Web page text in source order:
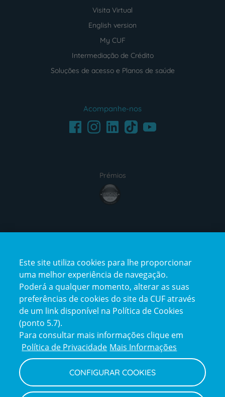
Visita Virtual
English version
My CUF
Intermediação de Crédito
Soluções de acesso e Planos de saúde
Acompanhe-nos
FacebookInstagramLinkedInTikTokYoutube
Prémios
award4
certification2certification3
Reclamações
e
elogios
Política de Privacidade e Cookies
Este site utiliza cookies para lhe proporcionar
uma melhor experiência de navegação.
Poderá a qualquer momento, alterar as suas
preferências de cookies do site da CUF através
de um link disponível na Política de Cookies
(ponto 5.7).
Para consultar mais informações clique em
Política de Privacidade Mais Informações
CONFIGURAR COOKIES